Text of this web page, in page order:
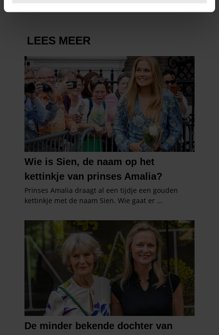
intrekken in de Cookieverklaring.
personaliseren, om functies voor social media te bieden
en om ons websiteverkeer te analyseren. Ook delen we
informatie over uw gebruik van onze site met onze
partners voor social media, adverteren en analyse. Deze
partners kunnen deze gegevens combineren met andere
informatie die u aan ze heeft verstrekt of die ze hebben
verzameld op basis van uw gebruik van hun services. U
gaat akkoord met onze cookies als u onze website blijft
gebruiken.